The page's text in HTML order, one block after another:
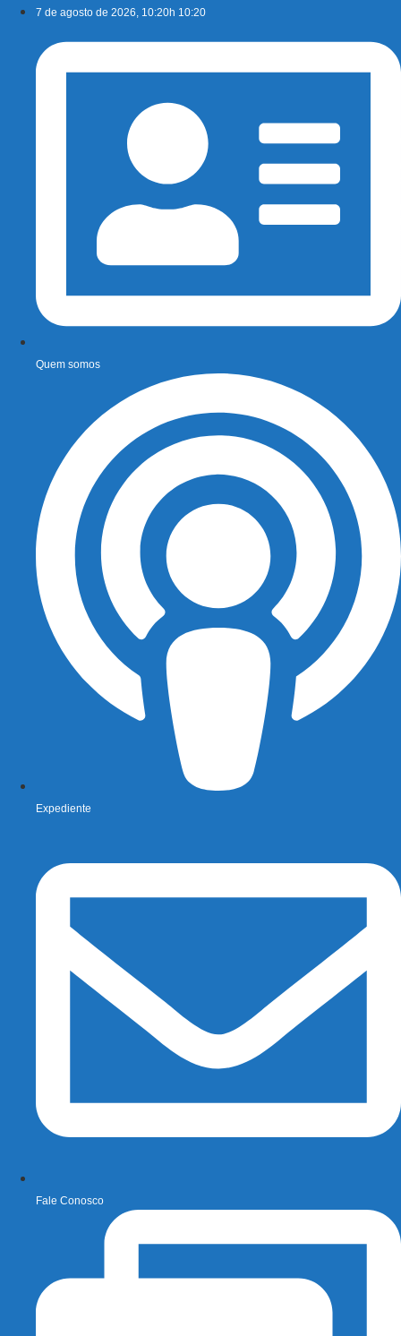
conteúdo
7 de agosto de 2026, 10:20h 10:20
Quem somos
Expediente
Fale Conosco